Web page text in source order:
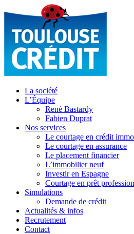
La société
L’Équipe
René Bastardy
Fabien Duprat
Nos services
Le courtage en crédit
Le courtage en assurance
Le placement financier
L’immobilier neuf
Investir en Espagne
Courtage en prêt
Simulations
Demande de crédit
Actualités & infos
Recrutement
Contact